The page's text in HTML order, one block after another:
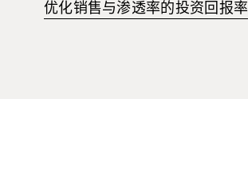
优化销售与渗透率的投资回报率